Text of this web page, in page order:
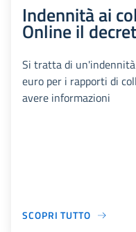
Indennità ai
Online il
Si tratta di
euro per i rapporti di
avere informazioni
SCOPRI TUTTO